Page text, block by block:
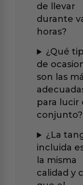
de llevar
durante
horas?
¿Qué
de
son las
para lucir
conjunto?
¿La
incluida
la misma
calidad y